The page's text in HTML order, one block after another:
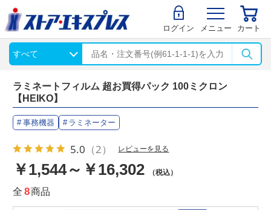
ログイン メニュー カート
ラミネートフィルム 超お買得パック 100ミクロン
【HEIKO】
事務機器 ラミネーター
5.0 （2） レビューを見る
￥1,544～￥16,302 （税込）
全 8商品